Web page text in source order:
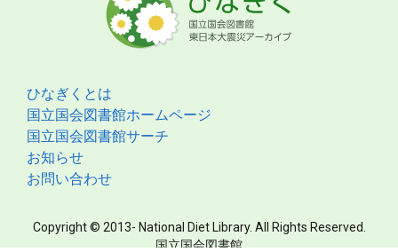
ひなぎくとは
国立国会図書館ホームページ
国立国会図書館サーチ
お知らせ
お問い合わせ
Copyright © 2013- National Diet Library. All Rights Reserved.